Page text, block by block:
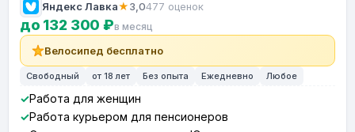
Яндекс Лавка★3,0477 оценок
до 132 300 ₽в месяц
Велосипед бесплатно
Свободный от 18 лет Без опыта Ежедневно Любое
Работа для женщин
Работа курьером для пенсионеров